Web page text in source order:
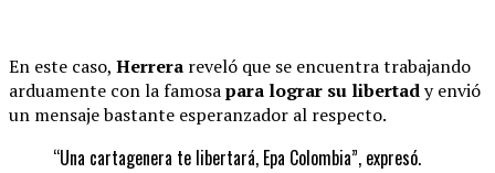
En este caso, Herrera reveló que se encuentra trabajando
arduamente con la famosapara lograr su libertady envió
un mensaje bastante esperanzador al respecto.
“Una cartagenera te libertará, Epa Colombia”, expresó.